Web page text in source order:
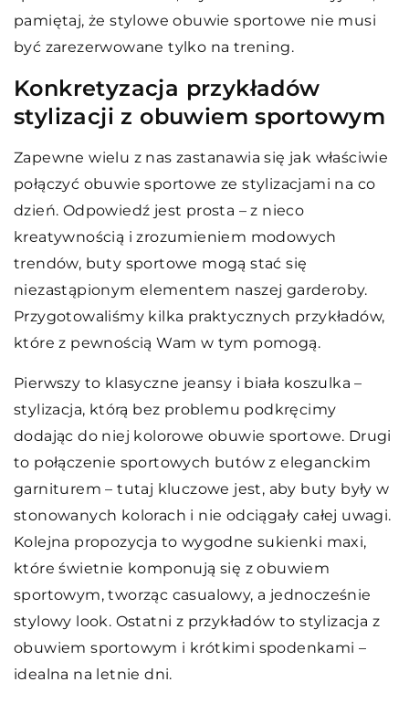
pamiętaj, że stylowe obuwie sportowe nie musi
być zarezerwowane tylko na trening.
Konkretyzacja przykładów
stylizacji z obuwiem sportowym
Zapewne wielu z nas zastanawia się jak właściwie
połączyć obuwie sportowe ze stylizacjami na co
dzień. Odpowiedź jest prosta – z nieco
kreatywnością i zrozumieniem modowych
trendów, buty sportowe mogą stać się
niezastąpionym elementem naszej garderoby.
Przygotowaliśmy kilka praktycznych przykładów,
które z pewnością Wam w tym pomogą.
Pierwszy to klasyczne jeansy i biała koszulka –
stylizacja, którą bez problemu podkręcimy
dodając do niej kolorowe obuwie sportowe. Drugi
to połączenie sportowych butów z eleganckim
garniturem – tutaj kluczowe jest, aby buty były w
stonowanych kolorach i nie odciągały całej uwagi.
Kolejna propozycja to wygodne sukienki maxi,
które świetnie komponują się z obuwiem
sportowym, tworząc casualowy, a jednocześnie
stylowy look. Ostatni z przykładów to stylizacja z
obuwiem sportowym i krótkimi spodenkami –
idealna na letnie dni.